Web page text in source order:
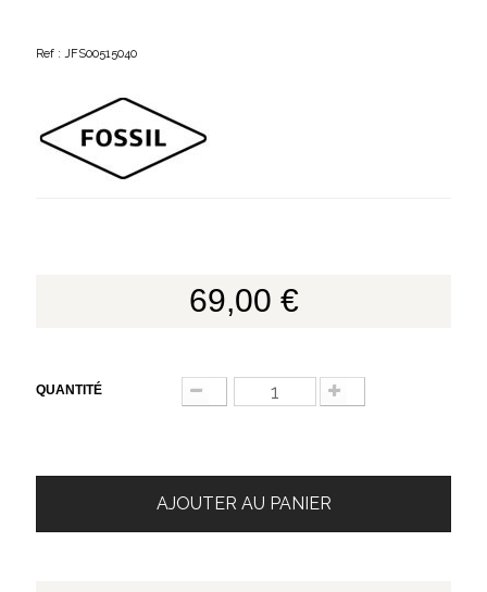
Ref : JFS00515040
69,00 €
QUANTITÉ
AJOUTER AU PANIER